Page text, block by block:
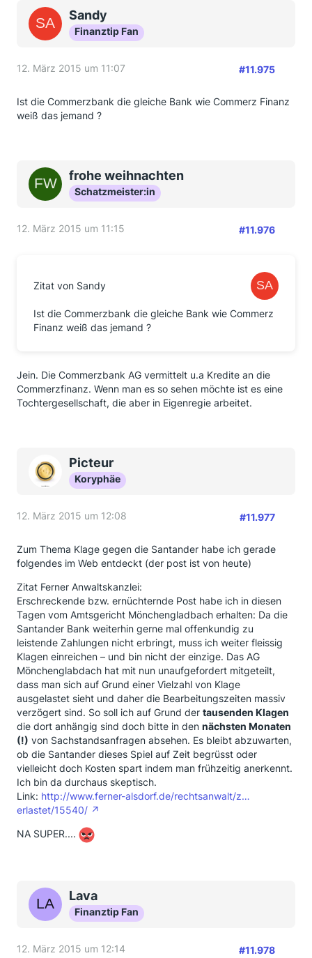
Sandy
Finanztip Fan
12. März 2015 um 11:07 #11.975
Ist die Commerzbank die gleiche Bank wie Commerz Finanz
weiß das jemand ?
frohe weihnachten
Schatzmeister:in
12. März 2015 um 11:15 #11.976
Zitat von Sandy
Ist die Commerzbank die gleiche Bank wie Commerz
Finanz weiß das jemand ?
Jein. Die Commerzbank AG vermittelt u.a Kredite an die
Commerzfinanz. Wenn man es so sehen möchte ist es eine
Tochtergesellschaft, die aber in Eigenregie arbeitet.
Picteur
Koryphäe
12. März 2015 um 12:08 #11.977
Zum Thema Klage gegen die Santander habe ich gerade
folgendes im Web entdeckt (der post ist von heute)
Zitat Ferner Anwaltskanzlei:
Erschreckende bzw. ernüchternde Post habe ich in diesen
Tagen vom Amtsgericht Mönchengladbach erhalten: Da die
Santander Bank weiterhin gerne mal offenkundig zu
leistende Zahlungen nicht erbringt, muss ich weiter fleissig
Klagen einreichen – und bin nicht der einzige. Das AG
Mönchenglabdach hat mit nun unaufgefordert mitgeteilt,
dass man sich auf Grund einer Vielzahl von Klage
ausgelastet sieht und daher die Bearbeitungszeiten massiv
verzögert sind. So soll ich auf Grund der tausenden Klagen
die dort anhängig sind doch bitte in den nächsten Monaten
(!) von Sachstandsanfragen absehen. Es bleibt abzuwarten,
ob die Santander dieses Spiel auf Zeit begrüsst oder
vielleicht doch Kosten spart indem man frühzeitig anerkennt.
Ich bin da durchaus skeptisch.
Link: http://www.ferner-alsdorf.de/rechtsanwalt/z…
erlastet/15540/
NA SUPER....
Lava
Finanztip Fan
12. März 2015 um 12:14 #11.978